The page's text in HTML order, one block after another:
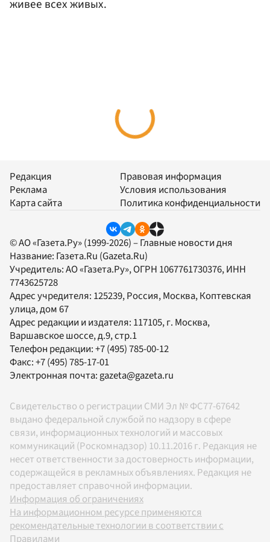
живее всех живых.
Редакция
Реклама
Карта сайта
Правовая информация
Условия использования
Политика конфиденциальности
© АО «Газета.Ру» (1999-2026) – Главные новости дня
Название: Газета.Ru (Gazeta.Ru)
Учредитель:АО «Газета.Ру», ОГРН 1067761730376, ИНН
7743625728
Адрес учредителя: 125239, Россия, Москва, Коптевская
улица, дом 67
Адрес редакции и издателя: 117105, г. Москва,
Варшавское шоссе, д.9, стр.1
Телефон редакции:+7 (495) 785-00-12
Факс:+7 (495) 785-17-01
Электронная почта:gazeta@gazeta.ru
Свидетельство о регистрации СМИ Эл № ФС77-67642
выдано федеральной службой по надзору в сфере
связи, информационных технологий и массовых
коммуникаций (Роскомнадзор) 10.11.2016 г. Редакция не
несет ответственности за достоверность информации,
содержащейся в рекламных объявлениях. Редакция не
предоставляет справочной информации.
Информация об ограничениях
На информационном ресурсе применяются
рекомендательные технологии в соответствии с
Правилами